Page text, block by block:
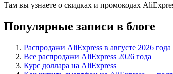
Там вы узнаете о скидках и промокодах
Популярные записи в блоге
Распродажи AliExpress в августе 2026 года
Все распродажи AliExpress 2026 года
Курс доллара на AliExpress